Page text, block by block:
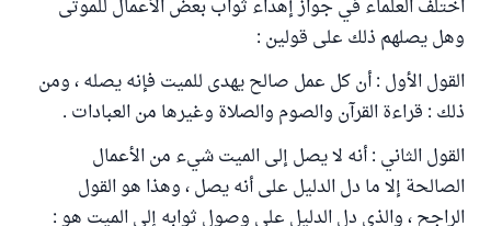
اختلف العلماء في جواز إهداء ثواب بعض الأعمال للموتى
وهل يصلهم ذلك على قولين :
القول الأول : أن كل عمل صالح يهدى للميت فإنه يصله ، ومن
ذلك : قراءة القرآن والصوم والصلاة وغيرها من العبادات .
القول الثاني : أنه لا يصل إلى الميت شيء من الأعمال
الصالحة إلا ما دل الدليل على أنه يصل ، وهذا هو القول
الراجح ، والذي دل الدليل على وصول ثوابه إلى الميت هو :